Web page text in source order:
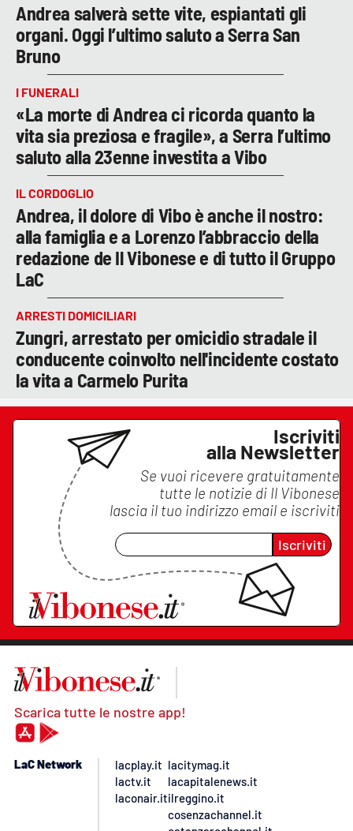
Andrea salverà sette vite, espiantati gli
organi. Oggi l’ultimo saluto a Serra San
Bruno
I FUNERALI
«La morte di Andrea ci ricorda quanto la
vita sia preziosa e fragile», a Serra l’ultimo
saluto alla 23enne investita a Vibo
IL CORDOGLIO
Andrea, il dolore di Vibo è anche il nostro:
alla famiglia e a Lorenzo l’abbraccio della
redazione de Il Vibonese e di tutto il Gruppo
LaC
ARRESTI DOMICILIARI
Zungri, arrestato per omicidio stradale il
conducente coinvolto nell'incidente costato
la vita a Carmelo Purita
Iscriviti
alla Newsletter
Se vuoi ricevere gratuitamente
tutte le notizie di Il Vibonese
lascia il tuo indirizzo email e iscriviti
Iscriviti
Scarica tutte le nostre app!
LaC Network
lacplay.it
lactv.it
laconair.it
lacitymag.it
lacapitalenews.it
ilreggino.it
cosenzachannel.it